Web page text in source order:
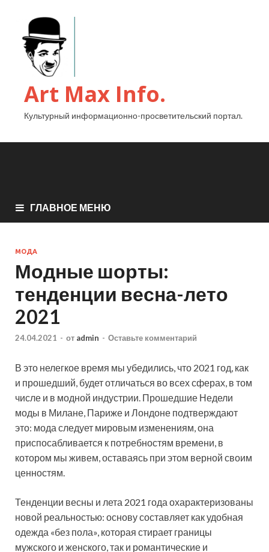
Art Max Info.
Культурный информационно-просветительский портал.
ГЛАВНОЕ МЕНЮ
МОДА
Модные шорты:
тенденции весна-лето
2021
24.04.2021 - от admin - Оставьте комментарий
В это нелегкое время мы убедились, что 2021 год, как
и прошедший, будет отличаться во всех сферах, в том
числе и в модной индустрии. Прошедшие Недели
моды в Милане, Париже и Лондоне подтверждают
это: мода следует мировым изменениям, она
приспосабливается к потребностям времени, в
котором мы живем, оставаясь при этом верной своим
ценностям.
Тенденции весны и лета 2021 года охарактеризованы
новой реальностью: основу составляет как удобная
одежда «без пола», которая стирает границы
мужского и женского, так и романтические и